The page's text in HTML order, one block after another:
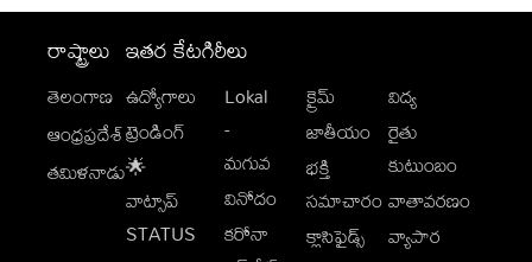
రాష్ట్రాలు
తెలంగాణ
ఆంధ్రప్రదేశ్
తమిళనాడు
ఇతర కేటగిరీలు
ఉద్యోగాలు
ట్రెండింగ్
🌟
వాట్సాప్
STATUS
Lokal
-
మగువ
వినోదం
కరోనా
క్రైమ్
జాతీయం
భక్తి
సమాచారం
క్లాసిఫైడ్స్
విద్య
రైతు
కుటుంబం
వాతావరణం
వ్యాపార